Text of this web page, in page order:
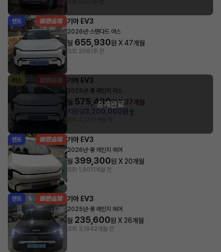
렌트 기아 EV3
2026년·스탠다드 어스
월 655,930원 X47개월
조회 2081주 전
리스 기아 EV3
2025년· 롱 레인지 어스
월 575,400원 X37개월
지원금3,200,000원
승계완료
렌트 기아 EV3
2026년·롱 레인지 에어
월 399,300원 X 20개월
조회 1,801 1개월 전
렌트 기아 EV3
2025년·롱 레인지 에어
월 235,600원 X 26개월
조회 3,1942개월 전